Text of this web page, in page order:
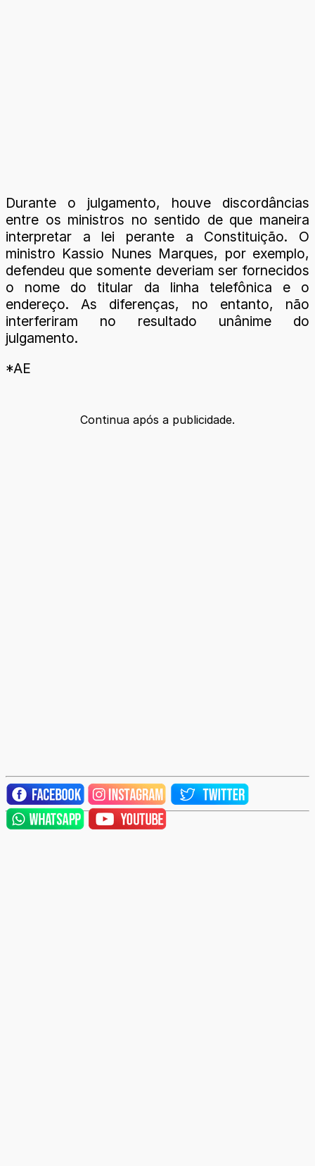
Durante o julgamento, houve discordâncias
entre os ministros no sentido de que maneira
interpretar a lei perante a Constituição. O
ministro Kassio Nunes Marques, por exemplo,
defendeu que somente deveriam ser fornecidos
o nome do titular da linha telefônica e o
endereço. As diferenças, no entanto, não
interferiram no resultado unânime do
julgamento.
*AE
Continua após a publicidade.